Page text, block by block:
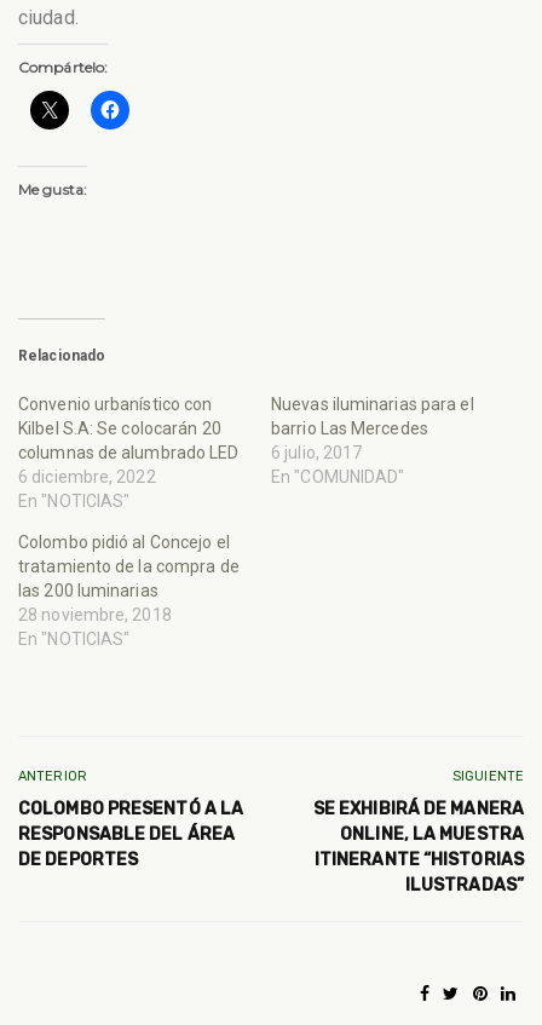
ciudad.
Compártelo:
Me gusta:
Relacionado
Convenio urbanístico con
Kilbel S.A: Se colocarán 20
columnas de alumbrado LED
6 diciembre, 2022
En "NOTICIAS"
Nuevas iluminarias para el
barrio Las Mercedes
6 julio, 2017
En "COMUNIDAD"
Colombo pidió al Concejo el
tratamiento de la compra de
las 200 luminarias
28 noviembre, 2018
En "NOTICIAS"
ANTERIOR
COLOMBO PRESENTÓ A LA
RESPONSABLE DEL ÁREA
DE DEPORTES
SIGUIENTE
SE EXHIBIRÁ DE MANERA
ONLINE, LA MUESTRA
ITINERANTE “HISTORIAS
ILUSTRADAS”